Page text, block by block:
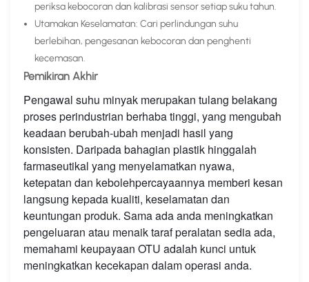
periksa kebocoran dan kalibrasi sensor setiap suku tahun.
Utamakan Keselamatan: Cari perlindungan suhu
berlebihan, pengesanan kebocoran dan penghenti
kecemasan.
Pemikiran Akhir
Pengawal suhu minyak merupakan tulang belakang
proses perindustrian berhaba tinggi, yang mengubah
keadaan berubah-ubah menjadi hasil yang
konsisten. Daripada bahagian plastik hinggalah
farmaseutikal yang menyelamatkan nyawa,
ketepatan dan kebolehpercayaannya memberi kesan
langsung kepada kualiti, keselamatan dan
keuntungan produk. Sama ada anda meningkatkan
pengeluaran atau menaik taraf peralatan sedia ada,
memahami keupayaan OTU adalah kunci untuk
meningkatkan kecekapan dalam operasi anda.